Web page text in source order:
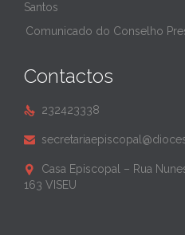
Santos
Comunicado do Conselho
Contactos
 232423338


Casa Episcopal – Rua
163 VISEU